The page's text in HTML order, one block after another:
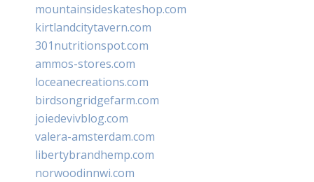
mountainsideskateshop.com
kirtlandcitytavern.com
301nutritionspot.com
ammos-stores.com
loceanecreations.com
birdsongridgefarm.com
joiedevivblog.com
valera-amsterdam.com
libertybrandhemp.com
norwoodinnwi.com